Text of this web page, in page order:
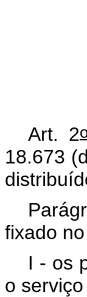
Art. 2
18.673
fixado no
I - os
o